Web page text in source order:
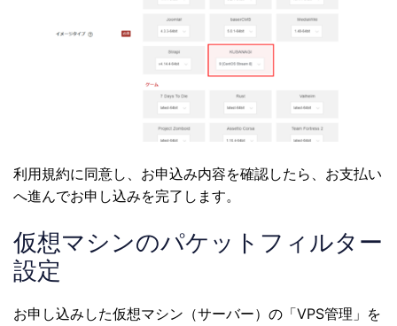
利用規約に同意し、お申込み内容を確認したら、お支払い
へ進んでお申し込みを完了します。
仮想マシンのパケットフィルター
設定
お申し込みした仮想マシン（サーバー）の「VPS管理」を